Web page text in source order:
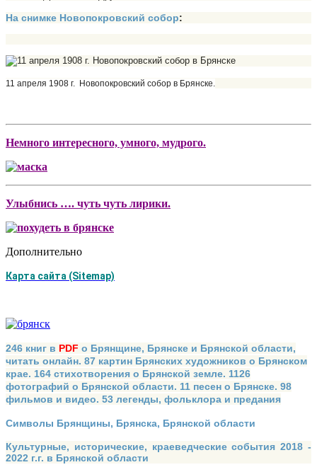
На снимке Новопокровский собор:
11 апреля 1908 г. Новопокровский собор в Брянске.
Немного интересного, умного, мудрого.
Улыбнись …. чуть чуть лирики.
Дополнительно
Карта сайта (Sitemap)
246 книг в PDF о Брянщине, Брянске и Брянской области,
читать онлайн. 87 картин Брянских художников о Брянском
крае. 164 стихотворения о Брянской земле. 1126
фотографий о Брянской области. 11 песен о Брянске. 98
фильмов и видео. 53 легенды, фольклора и предания
Символы Брянщины, Брянска, Брянской области
Культурные, исторические, краеведческие события 2018 -
2022 г.г. в Брянской области